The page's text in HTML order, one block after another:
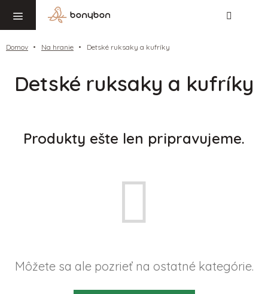
obsah
Domov Na hranie Detské ruksaky a kufríky
Detské ruksaky a kufríky
Produkty ešte len pripravujeme.
Môžete sa ale pozrieť na ostatné kategórie.